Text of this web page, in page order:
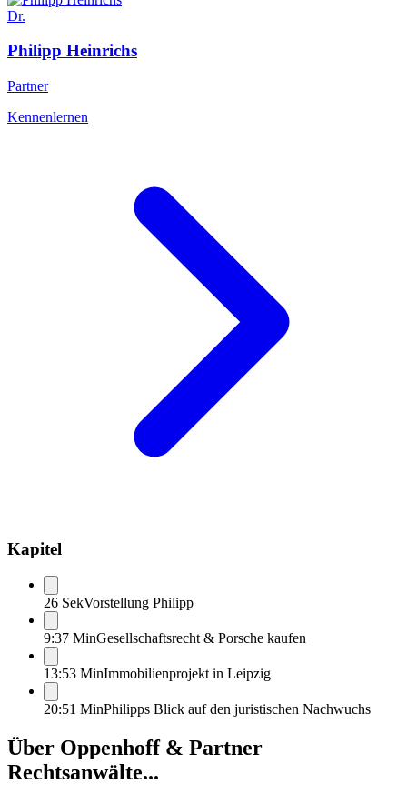
Dr.
Philipp Heinrichs
Partner
Kennenlernen
Kapitel
26 SekVorstellung Philipp
9:37 MinGesellschaftsrecht & Porsche kaufen
13:53 MinImmobilienprojekt in Leipzig
20:51 MinPhilipps Blick auf den juristischen Nachwuchs
Über Oppenhoff & Partner
Rechtsanwälte...